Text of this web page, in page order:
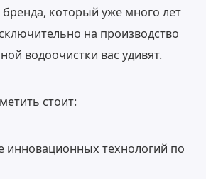
который уже много лет
на производство
водоочистки вас удивят.
стоит:
инновационных технологий по